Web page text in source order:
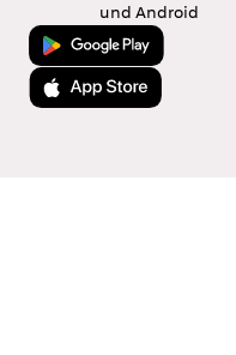
und Android
Jetzt bei Google Play
Laden im App Store